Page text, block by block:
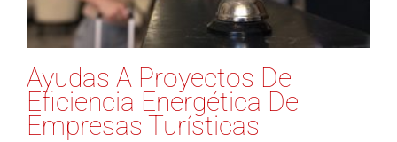
Ayudas A Proyectos De
Eficiencia Energética De
Empresas Turísticas